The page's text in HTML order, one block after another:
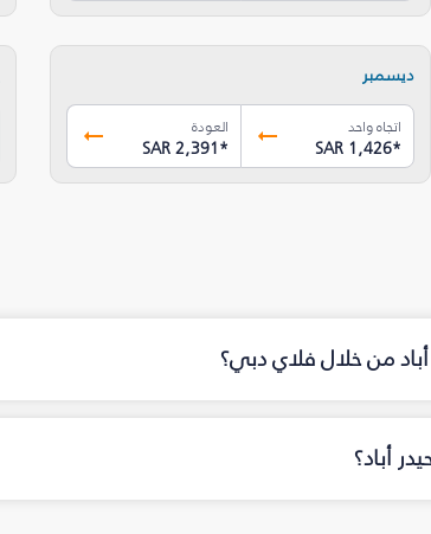
ديسمبر
اتجاه واحد
SAR 1,426*
العودة
SAR 2,391*
من خلال فلاي دبي؟
أباد؟